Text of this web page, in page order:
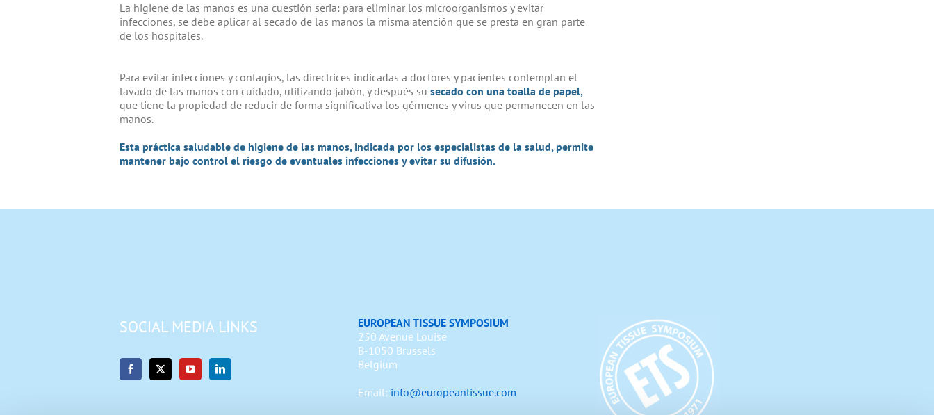
La higiene de las manos es una cuestión seria: para eliminar los microorganismos y evitar
infecciones, se debe aplicar al secado de las manos la misma atención que se presta en gran parte
de los hospitales.
Para evitar infecciones y contagios, las directrices indicadas a doctores y pacientes contemplan el
lavado de las manos con cuidado, utilizando jabón, y después su secado con una toalla de papel,
que tiene la propiedad de reducir de forma significativa los gérmenes y virus que permanecen en las
manos.
Esta práctica saludable de higiene de las manos, indicada por los especialistas de la salud, permite
mantener bajo control el riesgo de eventuales infecciones y evitar su difusión.
SOCIAL MEDIA LINKS
EUROPEAN TISSUE SYMPOSIUM
250 Avenue Louise
B-1050 Brussels
Belgium
Email: info@europeantissue.com